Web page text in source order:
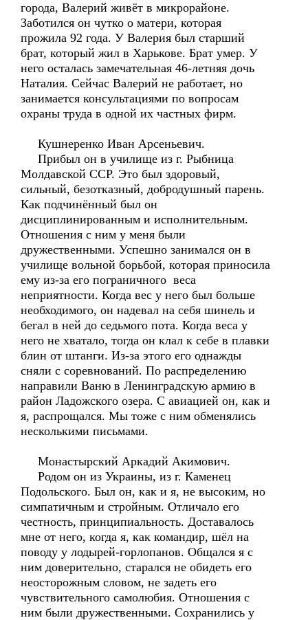
города, Валерий живёт в микрорайоне.
Заботился он чутко о матери, которая
прожила 92 года. У Валерия был старший
брат, который жил в Харькове. Брат умер. У
него осталась замечательная 46-летняя дочь
Наталия. Сейчас Валерий не работает, но
занимается консультациями по вопросам
охраны труда в одной их частных фирм.
Кушнеренко Иван Арсеньевич.
Прибыл он в училище из г. Рыбница
Молдавской ССР. Это был здоровый,
сильный, безотказный, добродушный парень.
Как подчинённый был он
дисциплинированным и исполнительным.
Отношения с ним у меня были
дружественными. Успешно занимался он в
училище вольной борьбой, которая приносила
ему из-за его пограничного веса
неприятности. Когда вес у него был больше
необходимого, он надевал на себя шинель и
бегал в ней до седьмого пота. Когда веса у
него не хватало, тогда он клал к себе в плавки
блин от штанги. Из-за этого его однажды
сняли с соревнований. По распределению
направили Ваню в Ленинградскую армию в
район Ладожского озера. С авиацией он, как и
я, распрощался. Мы тоже с ним обменялись
несколькими письмами.
Монастырский Аркадий Акимович.
Родом он из Украины, из г. Каменец
Подольского. Был он, как и я, не высоким, но
симпатичным и стройным. Отличало его
честность, принципиальность. Доставалось
мне от него, когда я, как командир, шёл на
поводу у лодырей-горлопанов. Общался я с
ним доверительно, старался не обидеть его
неосторожным словом, не задеть его
чувствительного самолюбия. Отношения с
ним были дружественными. Сохранились у